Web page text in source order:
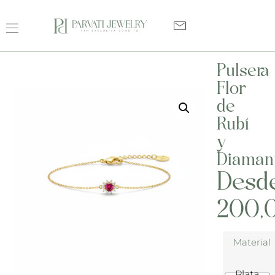
Pulsera
Flor
de
Rubí
y
Material